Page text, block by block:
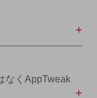
なくAppTweak